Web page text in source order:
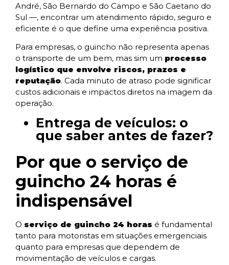
André, São Bernardo do Campo e São Caetano do
Sul —, encontrar um atendimento rápido, seguro e
eficiente é o que define uma experiência positiva.
Para empresas, o guincho não representa apenas
o transporte de um bem, mas sim um processo
logístico que envolve riscos, prazos e
reputação. Cada minuto de atraso pode significar
custos adicionais e impactos diretos na imagem da
operação.
Entrega de veículos: o
que saber antes de fazer?
Por que o serviço de
guincho 24 horas é
indispensável
O serviço de guincho 24 horas é fundamental
tanto para motoristas em situações emergenciais
quanto para empresas que dependem de
movimentação de veículos e cargas.